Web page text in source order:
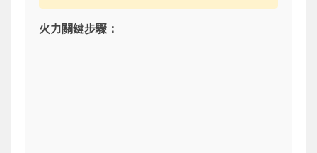
火力關鍵步驟：